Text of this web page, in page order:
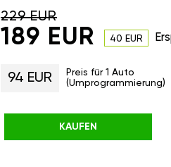
229 EUR
189 EUR 40 EUR
94 EUR
Preis für 1 Auto
(Umprogrammierung)
KAUFEN